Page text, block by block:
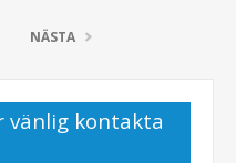
NÄSTA
vänlig kontakta